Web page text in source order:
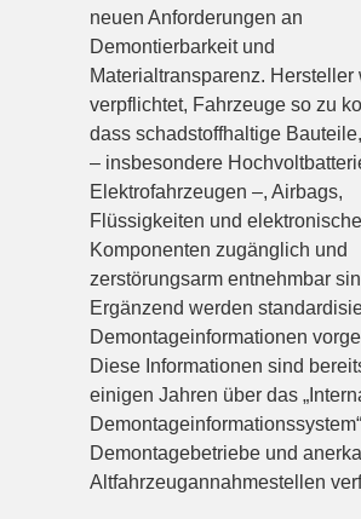
neuen Anforderungen an
Demontierbarkeit und
Materialtransparenz. Hersteller
verpflichtet, Fahrzeuge so zu
dass schadstoffhaltige
– insbesondere
Elektrofahrzeugen –, Airbags,
Flüssigkeiten und elektronische
Komponenten zugänglich und
zerstörungsarm entnehmbar
Ergänzend werden
Demontageinformationen
Diese Informationen sind
einigen Jahren über das
Demontageinformationssystem“
Demontagebetriebe und
Altfahrzeugannahmestellen